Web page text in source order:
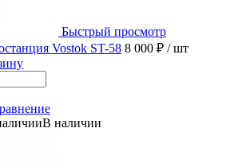
Быстрый просмотр
Vostok ST-58 8 000 ₽ / шт
В наличии